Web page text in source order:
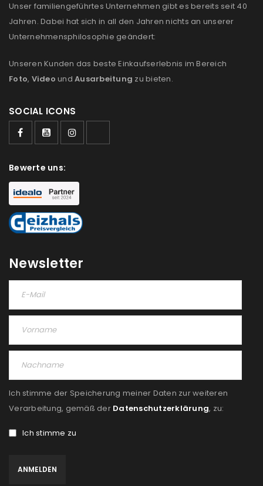
ANMELDEN
Benutzername oder E-Mail-Adresse
ANMELDEN
PASSWORT VERGESSEN?
REGISTRIEREN
E-Mail-Adresse
Unser familiengeführtes Unternehmen gibt es bereits seit 40
Jahren. Dabei hat sich in all den Jahren nichts an unserer
Unternehmensphilosophie geändert:
Unseren Kunden das beste Einkaufserlebnis im Bereich
Foto, Video und Ausarbeitung zu bieten.
SOCIAL ICONS
Bewerte uns:
Newsletter
Ich stimme der Speicherung meiner Daten zur weiteren
Verarbeitung, gemäß der Datenschutzerklärung, zu:
Ich stimme zu